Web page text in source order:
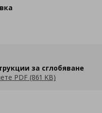
за сглобяване
PDF (861 KB)